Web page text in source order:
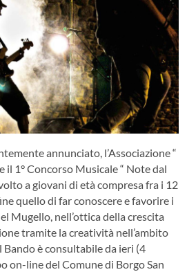
annunciato, l’Associazione “
il 1° Concorso Musicale “ Note dal
a giovani di età compresa fra i 12
quello di far conoscere e favorire i
Mugello, nell’ottica della crescita
tramite la creatività nell’ambito
Bando è consultabile da ieri (4
on-line del Comune di Borgo San